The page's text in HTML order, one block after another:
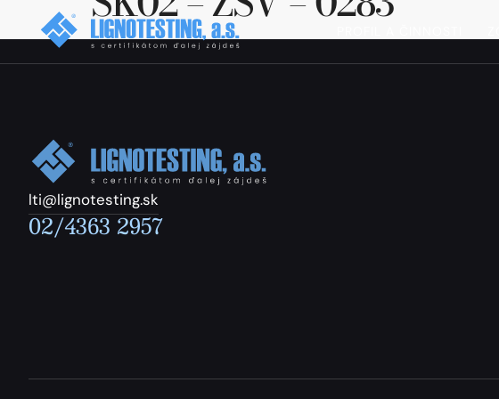
lti@lignotesting.sk
02/4363 2957